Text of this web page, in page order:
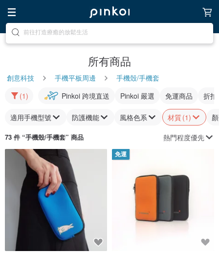
前往尋找靈感吧
所有商品
創意科技 手機平板周邊
手機殼/手機套
(1)
Pinkoi 跨境直送 Pinkoi 嚴選 免運商品 折扣
適用手機型號 防護機能 風格色系 材質(1)
73 件 “手機殼/手機套” 商品 熱門程度優先
免運